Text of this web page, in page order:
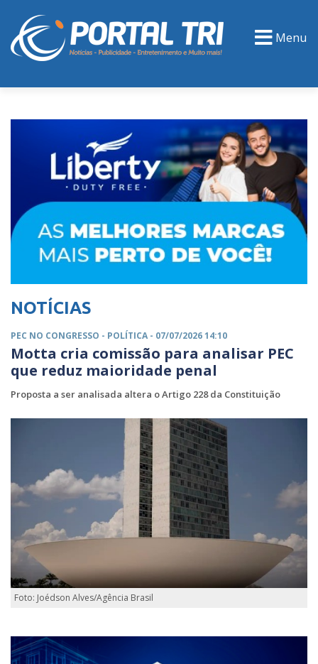
Menu
NOTÍCIAS
PEC NO CONGRESSO - POLÍTICA - 07/07/2026 14:10
Motta cria comissão para analisar PEC
que reduz maioridade penal
Proposta a ser analisada altera o Artigo 228 da Constituição
Foto: Joédson Alves/Agência Brasil